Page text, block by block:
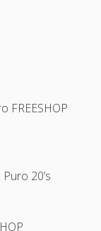
FREESHOP
20’s